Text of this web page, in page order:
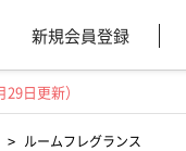
新規会員登録
日更新）
> ルームフレグランス